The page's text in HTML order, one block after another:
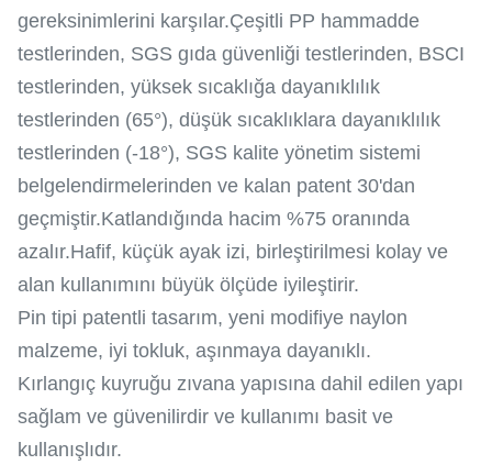
gereksinimlerini karşılar.Çeşitli PP hammadde
testlerinden, SGS gıda güvenliği testlerinden, BSCI
testlerinden, yüksek sıcaklığa dayanıklılık
testlerinden (65°), düşük sıcaklıklara dayanıklılık
testlerinden (-18°), SGS kalite yönetim sistemi
belgelendirmelerinden ve kalan patent 30'dan
geçmiştir.Katlandığında hacim %75 oranında
azalır.Hafif, küçük ayak izi, birleştirilmesi kolay ve
alan kullanımını büyük ölçüde iyileştirir.
Pin tipi patentli tasarım, yeni modifiye naylon
malzeme, iyi tokluk, aşınmaya dayanıklı.
Kırlangıç ​​kuyruğu zıvana yapısına dahil edilen yapı
sağlam ve güvenilirdir ve kullanımı basit ve
kullanışlıdır.